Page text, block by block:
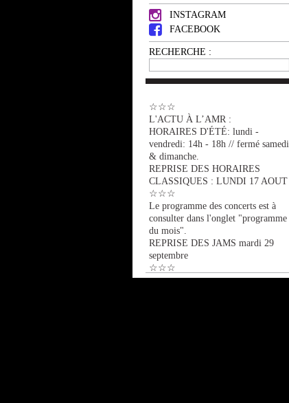
INSTAGRAM
FACEBOOK
RECHERCHE :
☆☆☆
L'ACTU À L’AMR :
HORAIRES D'ÉTÉ: lundi -
vendredi: 14h - 18h // fermé samedi
& dimanche.
REPRISE DES HORAIRES
CLASSIQUES : LUNDI 17 AOUT
☆☆☆
Le programme des concerts est à
consulter dans l'onglet "programme
du mois".
REPRISE DES JAMS mardi 29
septembre
☆☆☆